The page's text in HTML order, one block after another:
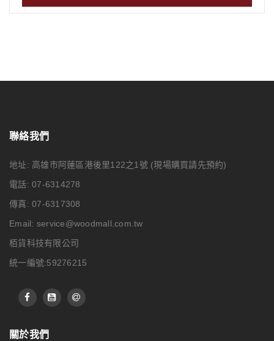
聯絡我們
地址: 高雄市阿蓮區港後里122之1號 (現場購買請先預約)
電話: 07-6314278
傳真: 07-6317308
Email: service@woodmall.com.tw
栢貨科技有限公司
統一編號:59276215
關於我們